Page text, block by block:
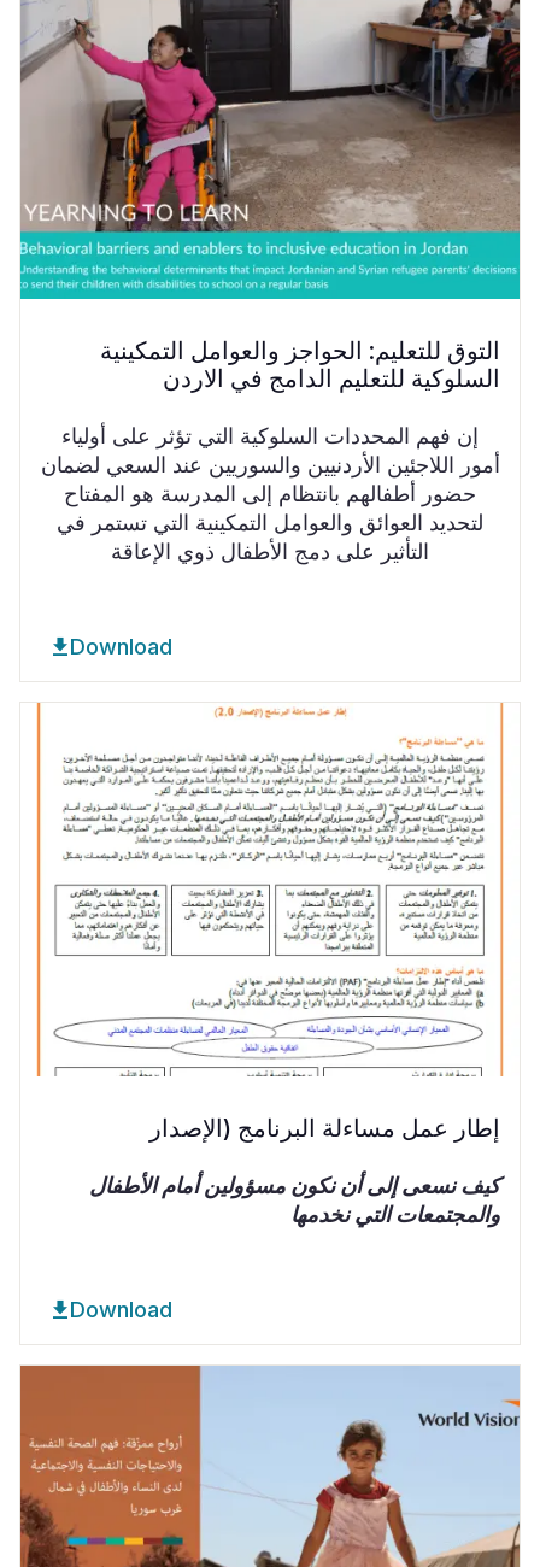
التوق للتعليم: الحواجز والعوامل التمكينية
السلوكية للتعليم الدامج في الاردن
إن فهم المحددات السلوكية التي تؤثر على أولياء
أمور اللاجئين الأردنيين والسوريين عند السعي لضمان
حضور أطفالهم بانتظام إلى المدرسة هو المفتاح
لتحديد العوائق والعوامل التمكينية التي تستمر في
التأثير على دمج الأطفال ذوي الإعاقة
Download
إطار عمل مساءلة البرنامج (الإصدار
كيف نسعى إلى أن نكون مسؤولين أمام الأطفال
والمجتمعات التي نخدمها
Download